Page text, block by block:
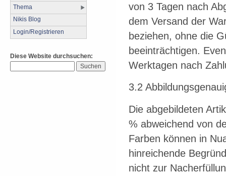
Thema
Nikis Blog
Login/Registrieren
Diese Website durchsuchen:
von 3 Tagen nach
dem Versand der
beziehen, ohne die
beeinträchtigen.
Werktagen nach
3.2
Die abgebildeten
% abweichend von
Farben können in
hinreichende
nicht zur